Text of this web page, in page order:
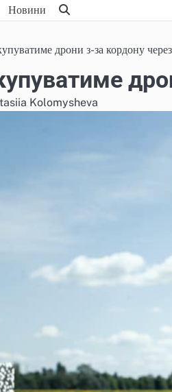
Новини
дрони з-за кордону
Kolomysheva